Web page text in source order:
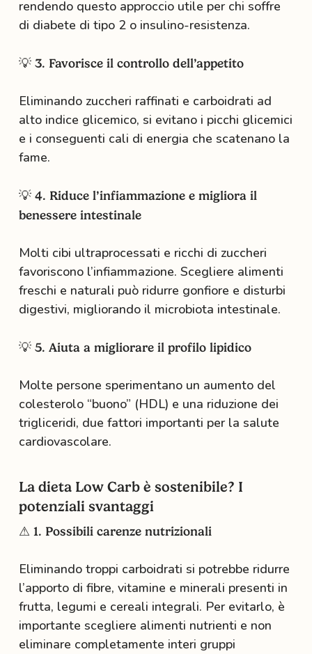
rendendo questo approccio utile per chi soffre
di diabete di tipo 2 o insulino-resistenza.
💡 3. Favorisce il controllo dell’appetito
Eliminando zuccheri raffinati e carboidrati ad
alto indice glicemico, si evitano i picchi glicemici
e i conseguenti cali di energia che scatenano la
fame.
💡 4. Riduce l’infiammazione e migliora il
benessere intestinale
Molti cibi ultraprocessati e ricchi di zuccheri
favoriscono l’infiammazione. Scegliere alimenti
freschi e naturali può ridurre gonfiore e disturbi
digestivi, migliorando il microbiota intestinale.
💡 5. Aiuta a migliorare il profilo lipidico
Molte persone sperimentano un aumento del
colesterolo “buono” (HDL) e una riduzione dei
trigliceridi, due fattori importanti per la salute
cardiovascolare.
La dieta Low Carb è sostenibile? I
potenziali svantaggi
⚠ 1. Possibili carenze nutrizionali
Eliminando troppi carboidrati si potrebbe ridurre
l’apporto di fibre, vitamine e minerali presenti in
frutta, legumi e cereali integrali. Per evitarlo, è
importante scegliere alimenti nutrienti e non
eliminare completamente interi gruppi